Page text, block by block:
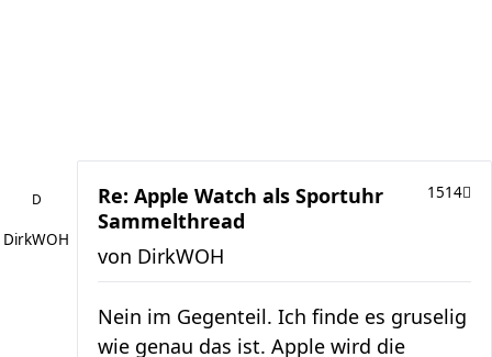
DirkWOH
Re: Apple Watch als Sportuhr
Sammelthread
1514
von DirkWOH
Nein im Gegenteil. Ich finde es gruselig
wie genau das ist. Apple wird die